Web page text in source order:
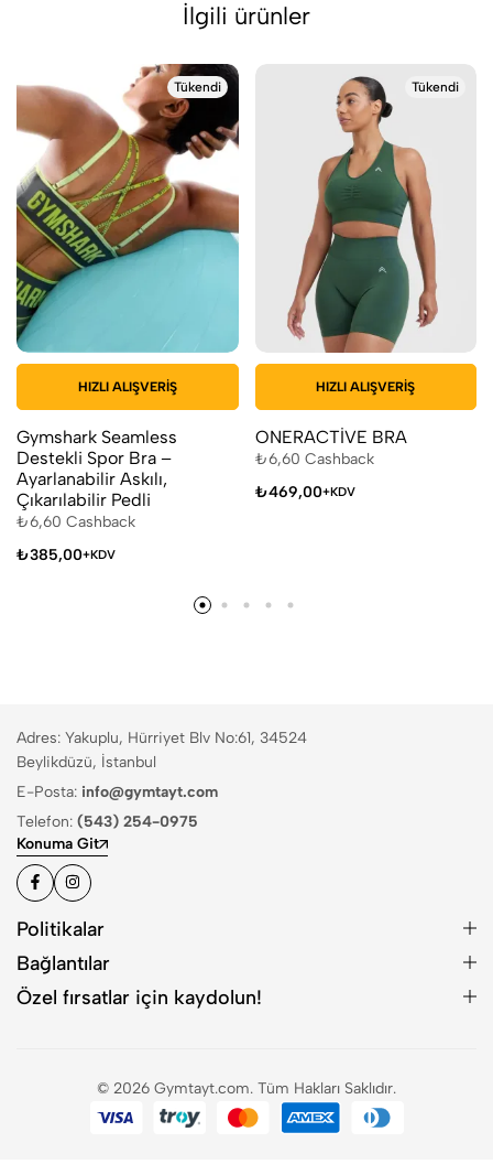
İlgili ürünler
Tükendi
HIZLI ALIŞVERIŞ
Gymshark Seamless
Destekli Spor Bra –
Ayarlanabilir Askılı,
Çıkarılabilir Pedli
₺6,60 Cashback
₺385,00+KDV
Tükendi
HIZLI ALIŞVERIŞ
ONERACTİVE BRA
₺6,60 Cashback
₺469,00+KDV
Adres: Yakuplu, Hürriyet Blv No:61, 34524
Beylikdüzü, İstanbul
E-Posta: info@gymtayt.com
Telefon: (543) 254-0975
Konuma Git
Politikalar
Bağlantılar
Özel fırsatlar için kaydolun!
© 2026 Gymtayt.com. Tüm Hakları Saklıdır.